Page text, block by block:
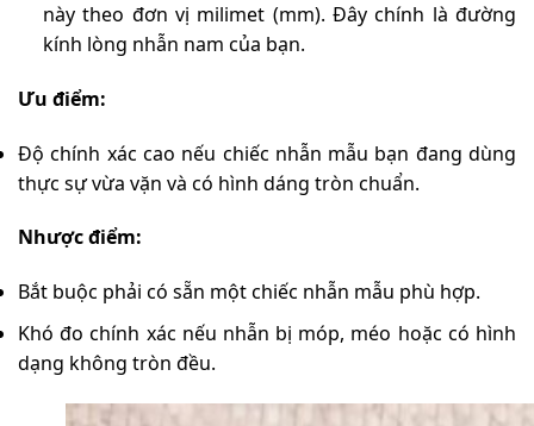
này theo đơn vị milimet (mm). Đây chính là đường
kính lòng nhẫn nam của bạn.
Ưu điểm:
Độ chính xác cao nếu chiếc nhẫn mẫu bạn đang dùng
thực sự vừa vặn và có hình dáng tròn chuẩn.
Nhược điểm:
Bắt buộc phải có sẵn một chiếc nhẫn mẫu phù hợp.
Khó đo chính xác nếu nhẫn bị móp, méo hoặc có hình
dạng không tròn đều.